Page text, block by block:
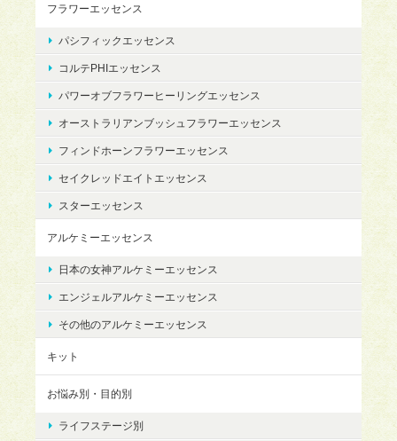
フラワーエッセンス
パシフィックエッセンス
コルテPHIエッセンス
パワーオブフラワーヒーリングエッセンス
オーストラリアンブッシュフラワーエッセンス
フィンドホーンフラワーエッセンス
セイクレッドエイトエッセンス
スターエッセンス
アルケミーエッセンス
日本の女神アルケミーエッセンス
エンジェルアルケミーエッセンス
その他のアルケミーエッセンス
キット
お悩み別・目的別
ライフステージ別